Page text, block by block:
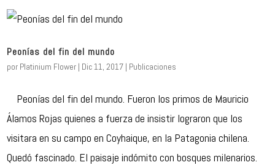
Peonías del fin del mundo
por Platinium Flower | Dic 11, 2017 | Publicaciones
Peonías del fin del mundo. Fueron los primos de Mauricio
Álamos Rojas quienes a fuerza de insistir lograron que los
visitara en su campo en Coyhaique, en la Patagonia chilena.
Quedó fascinado. El paisaje indómito con bosques milenarios.